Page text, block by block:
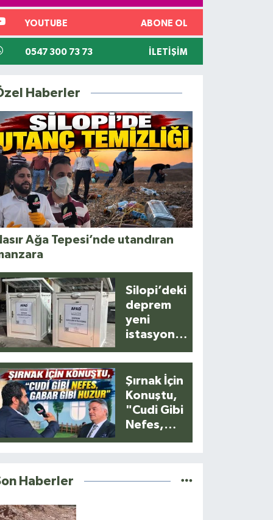
YOUTUBE ABONE OL
0547 300 73 73 İLETIŞIM
Haberler
Ağa Tepesi’nde utandıran
Silopi’deki
deprem
yeni
istasyonla
kaydedildi
Şırnak İçin
Konuştu,
"Cudi Gibi
Nefes,
Haberler